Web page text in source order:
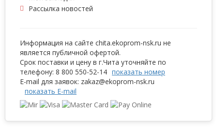
Рассылка новостей
Информация на сайте chita.ekoprom-nsk.ru не
является публичной офертой.
Срок поставки и цену в г.Чита уточняйте по
телефону: 8 800 550-52-14 показать номер
E-mail для заявок: zakaz@ekoprom-nsk.ru
показать E-mail